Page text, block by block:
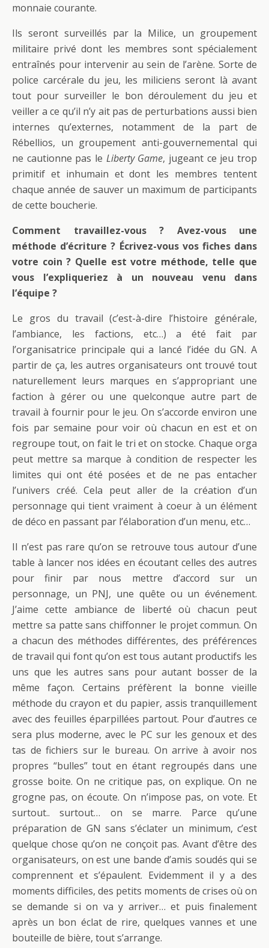
monnaie courante.
Ils seront surveillés par la Milice, un groupement
militaire privé dont les membres sont spécialement
entraînés pour intervenir au sein de l’arène. Sorte de
police carcérale du jeu, les miliciens seront là avant
tout pour surveiller le bon déroulement du jeu et
veiller a ce qu’il n’y ait pas de perturbations aussi bien
internes qu’externes, notamment de la part de
Rébellios, un groupement anti-gouvernemental qui
ne cautionne pas le Liberty Game, jugeant ce jeu trop
primitif et inhumain et dont les membres tentent
chaque année de sauver un maximum de participants
de cette boucherie.
Comment travaillez-vous ? Avez-vous une
méthode d’écriture ? Écrivez-vous vos fiches dans
votre coin ? Quelle est votre méthode, telle que
vous l’expliqueriez à un nouveau venu dans
l’équipe ?
Le gros du travail (c’est-à-dire l’histoire générale,
l’ambiance, les factions, etc…) a été fait par
l’organisatrice principale qui a lancé l’idée du GN. A
partir de ça, les autres organisateurs ont trouvé tout
naturellement leurs marques en s’appropriant une
faction à gérer ou une quelconque autre part de
travail à fournir pour le jeu. On s’accorde environ une
fois par semaine pour voir où chacun en est et on
regroupe tout, on fait le tri et on stocke. Chaque orga
peut mettre sa marque à condition de respecter les
limites qui ont été posées et de ne pas entacher
l’univers créé. Cela peut aller de la création d’un
personnage qui tient vraiment à coeur à un élément
de déco en passant par l’élaboration d’un menu, etc…
Il n’est pas rare qu’on se retrouve tous autour d’une
table à lancer nos idées en écoutant celles des autres
pour finir par nous mettre d’accord sur un
personnage, un PNJ, une quête ou un événement.
J’aime cette ambiance de liberté où chacun peut
mettre sa patte sans chiffonner le projet commun. On
a chacun des méthodes différentes, des préférences
de travail qui font qu’on est tous autant productifs les
uns que les autres sans pour autant bosser de la
même façon. Certains préfèrent la bonne vieille
méthode du crayon et du papier, assis tranquillement
avec des feuilles éparpillées partout. Pour d’autres ce
sera plus moderne, avec le PC sur les genoux et des
tas de fichiers sur le bureau. On arrive à avoir nos
propres “bulles” tout en étant regroupés dans une
grosse boite. On ne critique pas, on explique. On ne
grogne pas, on écoute. On n’impose pas, on vote. Et
surtout.. surtout… on se marre. Parce qu’une
préparation de GN sans s’éclater un minimum, c’est
quelque chose qu’on ne conçoit pas. Avant d’être des
organisateurs, on est une bande d’amis soudés qui se
comprennent et s’épaulent. Evidemment il y a des
moments difficiles, des petits moments de crises où on
se demande si on va y arriver… et puis finalement
après un bon éclat de rire, quelques vannes et une
bouteille de bière, tout s’arrange.